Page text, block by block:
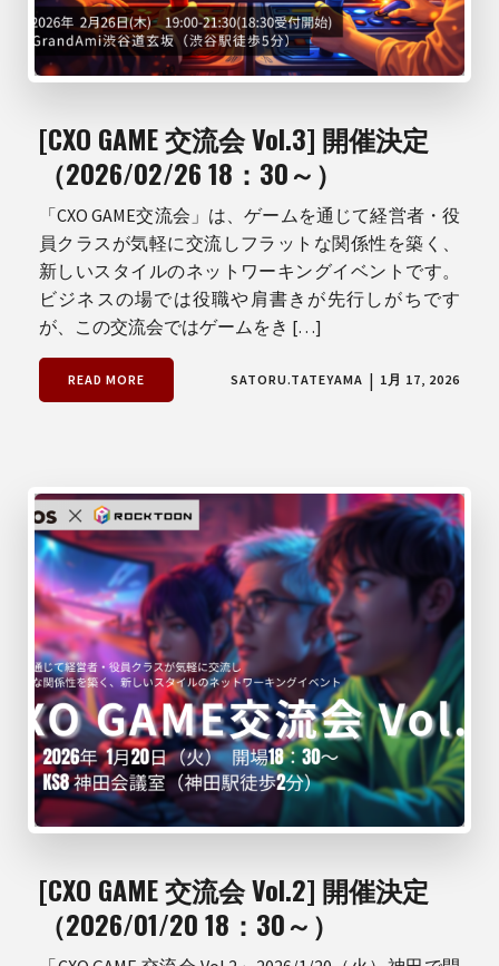
[CXO GAME 交流会 Vol.3] 開催決定
（2026/02/26 18：30～）
「CXO GAME交流会」は、ゲームを通じて経営者・役
員クラスが気軽に交流しフラットな関係性を築く、
新しいスタイルのネットワーキングイベントです。
ビジネスの場では役職や肩書きが先行しがちです
が、この交流会ではゲームをき […]
READ MORE SATORU.TATEYAMA | 1月 17, 2026
[CXO GAME 交流会 Vol.2] 開催決定
（2026/01/20 18：30～）